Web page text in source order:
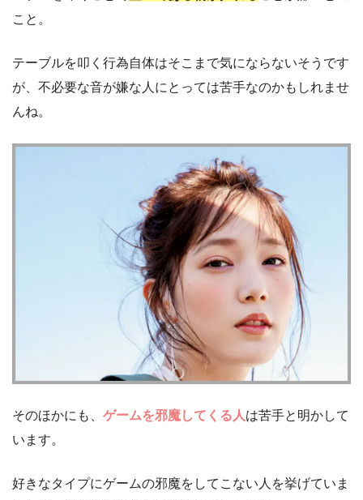
こと。
テーブルを叩く行為自体はそこまで気にならないそうです
が、不必要な音が嫌な人にとっては苦手なのかもしれませ
んね。
そのほかにも、 ゲームを邪魔してくる人は苦手と明かして
います。
好きなタイプにゲームの邪魔をしてこない人を挙げていま